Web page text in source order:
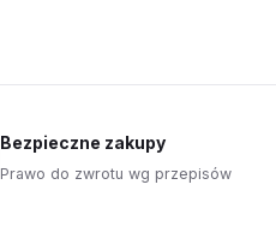
Bezpieczne zakupy
Prawo do zwrotu wg przepisów